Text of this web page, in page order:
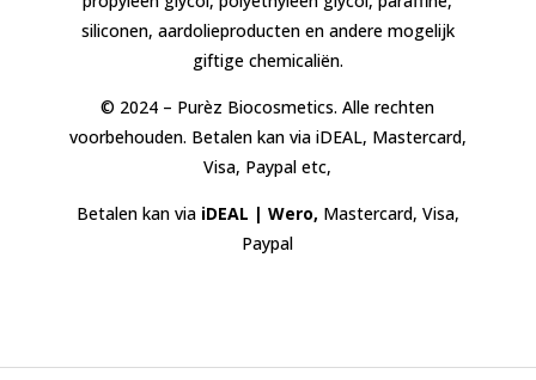
siliconen, aardolieproducten en andere mogelijk
giftige chemicaliën.
© 2024 – Purèz Biocosmetics. Alle rechten
voorbehouden. Betalen kan via iDEAL, Mastercard,
Visa, Paypal etc,
Betalen kan via iDEAL | Wero, Mastercard, Visa,
Paypal